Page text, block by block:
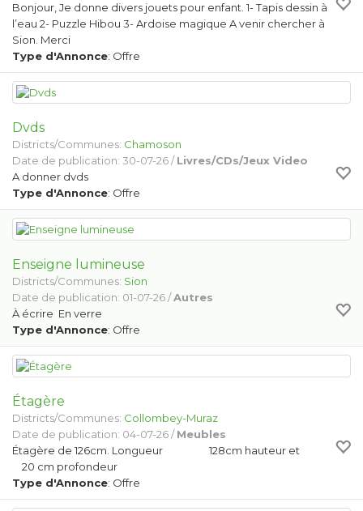
Bonjour, Je donne divers jouets pour enfant. 1- Tapis dessin à
l’eau 2- Puzzle Hibou 3- Ardoise magique A venir chercher à
Sion. Merci
Type d'Annonce: Offre
Dvds
Districts/Communes: Chamoson
Date de publication: 30-07-26 /Livres/CDs/Jeux Video
A donner dvds
Type d'Annonce: Offre
Enseigne lumineuse
Districts/Communes: Sion
Date de publication: 01-07-26 /Autres
À écrire En verre
Type d'Annonce: Offre
Étagère
Districts/Communes: Collombey-Muraz
Date de publication: 04-07-26 /Meubles
Étagère de 126cm. Longueur 128cm hauteur et
20 cm profondeur
Type d'Annonce: Offre